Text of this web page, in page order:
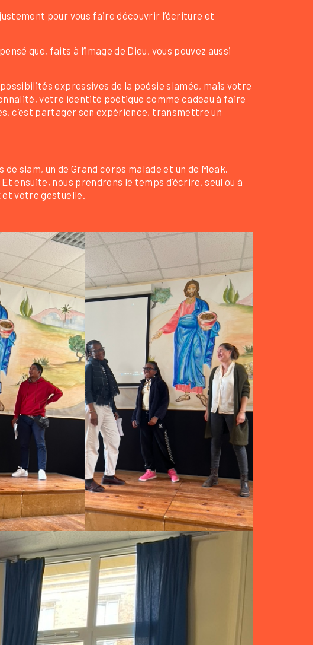
pour vous faire découvrir l’écriture et
que, faits à l’image de Dieu, vous pouvez aussi
expressives de la poésie slamée, mais votre
votre identité poétique comme cadeau à faire
c’est partager son expérience, transmettre un
slam, un de Grand corps malade et un de Meak.
ensuite, nous prendrons le temps d’écrire, seul ou à
et votre gestuelle.